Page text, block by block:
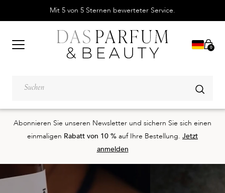
Mit 5 von 5 Sternen bewerteter Service.
0
Abonnieren Sie unseren Newsletter und sichern Sie sich einen
einmaligen Rabatt von 10 % auf Ihre Bestellung. Jetzt
anmelden